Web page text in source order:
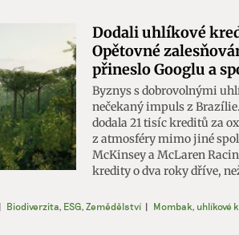
Dodali uhlíkové
Opětovné
přineslo Googlu a
Byznys s dobrovolnými
nečekaný impuls z
dodala 21 tisíc kreditů za
z atmosféry mimo jiné
McKinsey a McLaren
kredity o dva roky dříve,
| Biodiverzita, ESG, Zemědělství | Mombak, uhlíkové